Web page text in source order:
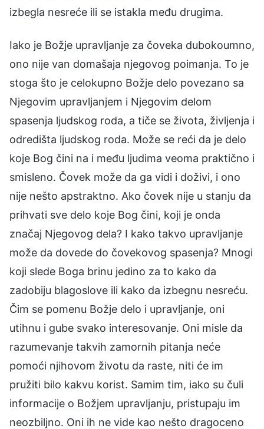
izbegla nesreće ili se istakla među drugima.
Iako je Božje upravljanje za čoveka dubokoumno,
ono nije van domašaja njegovog poimanja. To je
stoga što je celokupno Božje delo povezano sa
Njegovim upravljanjem i Njegovim delom
spasenja ljudskog roda, a tiče se života, življenja i
odredišta ljudskog roda. Može se reći da je delo
koje Bog čini na i među ljudima veoma praktično i
smisleno. Čovek može da ga vidi i doživi, i ono
nije nešto apstraktno. Ako čovek nije u stanju da
prihvati sve delo koje Bog čini, koji je onda
značaj Njegovog dela? I kako takvo upravljanje
može da dovede do čovekovog spasenja? Mnogi
koji slede Boga brinu jedino za to kako da
zadobiju blagoslove ili kako da izbegnu nesreću.
Čim se pomenu Božje delo i upravljanje, oni
utihnu i gube svako interesovanje. Oni misle da
razumevanje takvih zamornih pitanja neće
pomoći njihovom životu da raste, niti će im
pružiti bilo kakvu korist. Samim tim, iako su čuli
informacije o Božjem upravljanju, pristupaju im
neozbiljno. Oni ih ne vide kao nešto dragoceno